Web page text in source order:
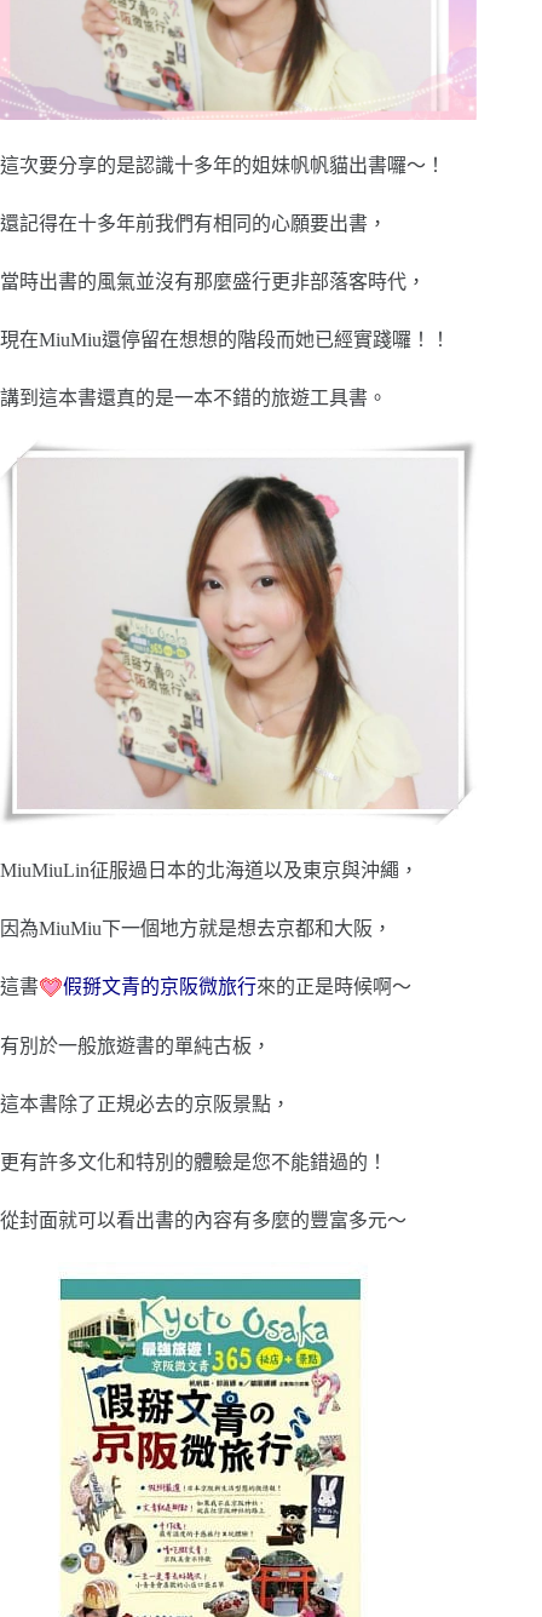
這次要分享的是認識十多年的姐妹帆帆貓出書囉～！
還記得在十多年前我們有相同的心願要出書，
當時出書的風氣並沒有那麼盛行更非部落客時代，
現在MiuMiu還停留在想想的階段而她已經實踐囉！！
講到這本書還真的是一本不錯的旅遊工具書。
MiuMiuLin征服過日本的北海道以及東京與沖繩，
因為MiuMiu下一個地方就是想去京都和大阪，
這書 假掰文青的京阪微旅行來的正是時候啊～
有別於一般旅遊書的單純古板，
這本書除了正規必去的京阪景點，
更有許多文化和特別的體驗是您不能錯過的！
從封面就可以看出書的內容有多麼的豐富多元～